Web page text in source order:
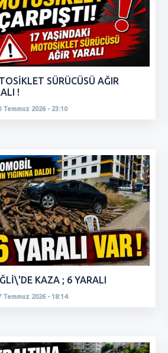
SÜRÜCÜSÜ AĞIR
!
Temmuz 2026 - 23:10
KAZA ; 6 YARALI
Temmuz 2026 - 18:14